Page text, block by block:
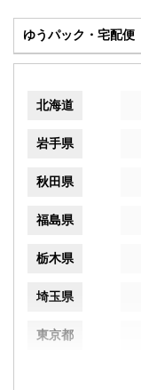
ゆうパック・宅配便
北海道
岩手県
秋田県
福島県
栃木県
埼玉県
東京都